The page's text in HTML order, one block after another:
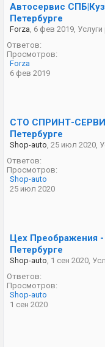
Автосервис
Петербурге
Forza 6 фев 2019
Ответов:
Просмотров:
Forza
6 фев 2019
СТО СПРИНТ-
Петербурге
Shop-auto 25 июл 2020
Ответов:
Просмотров:
Shop-auto
25 июл 2020
Цех Преображения -
Петербурге
Shop-auto 1 сен 2020
Ответов:
Просмотров:
Shop-auto
1 сен 2020